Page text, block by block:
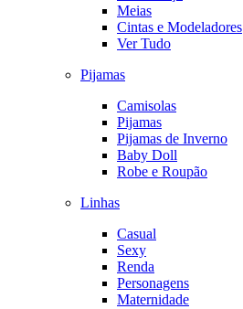
Meias
Cintas e Modeladores
Ver Tudo
Pijamas
Camisolas
Pijamas
Pijamas de Inverno
Baby Doll
Robe e Roupão
Linhas
Casual
Sexy
Renda
Personagens
Maternidade